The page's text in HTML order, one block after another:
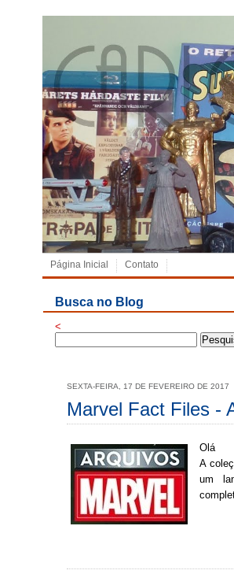
Página Inicial Contato
Busca no Blog
<
SEXTA-FEIRA, 17 DE FEVEREIRO DE 2017
Marvel Fact Files -
Olá
A
um